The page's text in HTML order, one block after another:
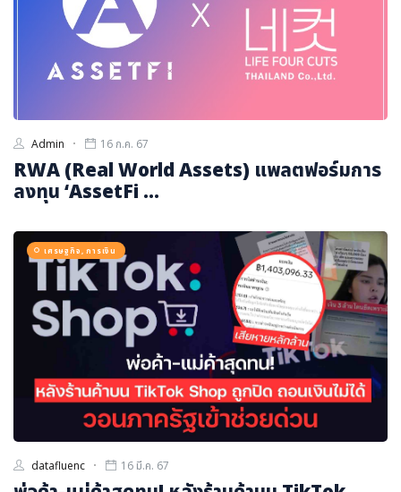
Admin 16 ก.ค. 67
RWA (Real World Assets) แพลตฟอร์มการ
ลงทุน ‘AssetFi ...
เศรษฐกิจ, การเงิน
datafluenc 16 มี.ค. 67